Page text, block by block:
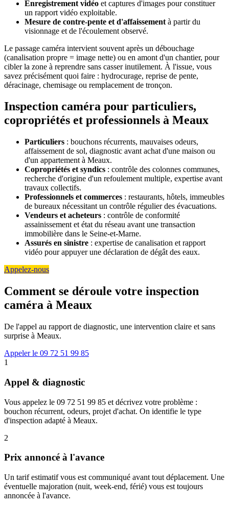
Enregistrement vidéo et captures d'images pour constituer
un rapport vidéo exploitable.
Mesure de contre-pente et d'affaissement à partir du
visionnage et de l'écoulement observé.
Le passage caméra intervient souvent après un débouchage
(canalisation propre = image nette) ou en amont d'un chantier, pour
cibler la zone à reprendre sans casser inutilement. À l'issue, vous
savez précisément quoi faire : hydrocurage, reprise de pente,
déracinage, chemisage ou remplacement de tronçon.
Inspection caméra pour particuliers,
copropriétés et professionnels à Meaux
Particuliers : bouchons récurrents, mauvaises odeurs,
affaissement de sol, diagnostic avant achat d'une maison ou
d'un appartement à Meaux.
Copropriétés et syndics : contrôle des colonnes communes,
recherche d'origine d'un refoulement multiple, expertise avant
travaux collectifs.
Professionnels et commerces : restaurants, hôtels, immeubles
de bureaux nécessitant un contrôle régulier des évacuations.
Vendeurs et acheteurs : contrôle de conformité
assainissement et état du réseau avant une transaction
immobilière dans le Seine-et-Marne.
Assurés en sinistre : expertise de canalisation et rapport
vidéo pour appuyer une déclaration de dégât des eaux.
Appelez-nous
Comment se déroule votre inspection
caméra à Meaux
De l'appel au rapport de diagnostic, une intervention claire et sans
surprise à Meaux.
Appeler le 09 72 51 99 85
1
Appel & diagnostic
Vous appelez le 09 72 51 99 85 et décrivez votre problème :
bouchon récurrent, odeurs, projet d'achat. On identifie le type
d'inspection adapté à Meaux.
2
Prix annoncé à l'avance
Un tarif estimatif vous est communiqué avant tout déplacement. Une
éventuelle majoration (nuit, week-end, férié) vous est toujours
annoncée à l'avance.